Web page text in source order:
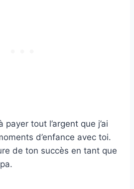
tout l’argent que j’ai
d’enfance avec toi.
de ton succès en tant que